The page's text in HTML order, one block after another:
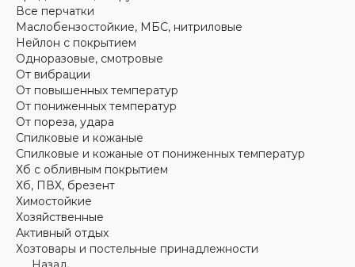
Все перчатки
Маслобензостойкие, МБС, нитриловые
Нейлон с покрытием
Одноразовые, смотровые
От вибрации
От повышенных температур
От пониженных температур
От пореза, удара
Спилковые и кожаные
Спилковые и кожаные от пониженных температур
Хб с обливным покрытием
Хб, ПВХ, брезент
Химостойкие
Хозяйственные
Активный отдых
Хозтовары и постельные принадлежности